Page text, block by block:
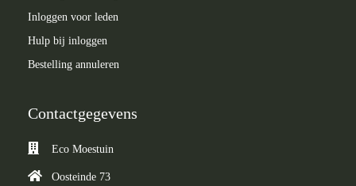
Inloggen voor leden
Hulp bij inloggen
Bestelling annuleren
Contactgegevens
Eco Moestuin
Oosteinde 73